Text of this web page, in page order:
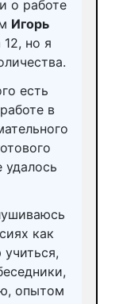
о работе
Игорь
12, но я
есть
в
удалось
как
опытом